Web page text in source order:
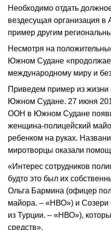
Необходимо отдать
вездесущая организация в
пример другим
Несмотря на
Южном Судане
международному миру и
Приведем пример из
Южном Судане. 27 июня
ООН в Южном Судане
женщина‑полицейский
ребенком на руках.
миротворцы оказали
«Интерес сотрудников
будто это был их
Ольга Бармина (офицер
майора. – «НВО») и Созери
из Турции. – «НВО»),
средств».